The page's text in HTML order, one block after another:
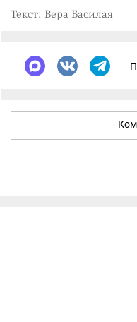
Текст: Вера Басилая